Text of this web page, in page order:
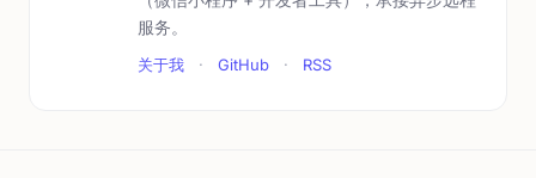
服务。
关于我 · GitHub · RSS